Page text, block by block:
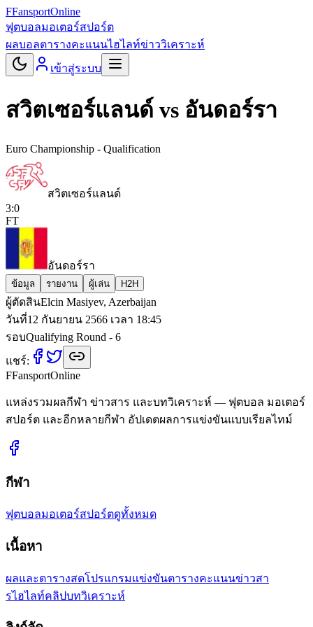
FFansportOnline
ฟุตบอลมอเตอร์สปอร์ต
ผลบอลตารางคะแนนไฮไลท์ข่าววิเคราะห์
เข้าสู่ระบบ
สวิตเซอร์แลนด์ vs อันดอร์รา
Euro Championship - Qualification
สวิตเซอร์แลนด์
3:0
FT
อันดอร์รา
ข้อมูล รายงาน ผู้เล่น H2H
ผู้ตัดสินElcin Masiyev, Azerbaijan
วันที่12 กันยายน 2566 เวลา 18:45
รอบQualifying Round - 6
แชร์:
FFansportOnline
แหล่งรวมผลกีฬา ข่าวสาร และบทวิเคราะห์ — ฟุตบอล มอเตอร์
สปอร์ต และอีกหลายกีฬา อัปเดตผลการแข่งขันแบบเรียลไทม์
กีฬา
ฟุตบอลมอเตอร์สปอร์ตดูทั้งหมด
เนื้อหา
ผลและตารางสดโปรแกรมแข่งขันตารางคะแนนข่าวสา
รไฮไลท์คลิปบทวิเคราะห์